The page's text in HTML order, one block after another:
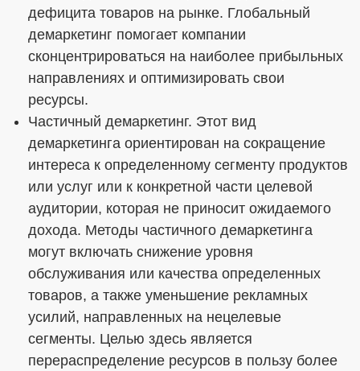
дефицита товаров на рынке. Глобальный
демаркетинг помогает компании
сконцентрироваться на наиболее прибыльных
направлениях и оптимизировать свои
ресурсы.
Частичный демаркетинг. Этот вид
демаркетинга ориентирован на сокращение
интереса к определенному сегменту продуктов
или услуг или к конкретной части целевой
аудитории, которая не приносит ожидаемого
дохода. Методы частичного демаркетинга
могут включать снижение уровня
обслуживания или качества определенных
товаров, а также уменьшение рекламных
усилий, направленных на нецелевые
сегменты. Целью здесь является
перераспределение ресурсов в пользу более